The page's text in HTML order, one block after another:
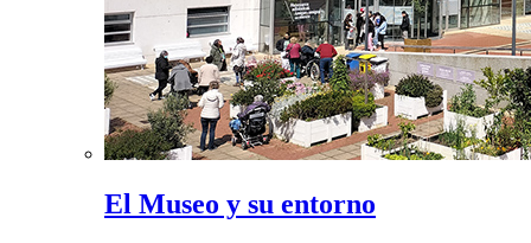
El Museo y su entorno